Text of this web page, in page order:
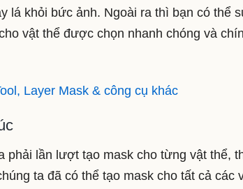
lá khỏi bức ảnh. Ngoài ra thì bạn có thể
vật thể được chọn nhanh chóng và
Layer Mask & công cụ khác
phải lần lượt tạo mask cho từng vật thể,
ta đã có thể tạo mask cho tất cả các